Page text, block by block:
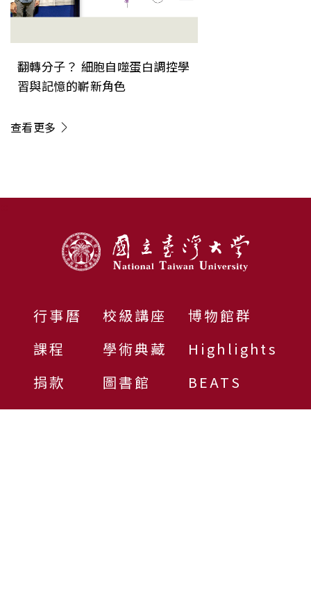
翻轉分子？ 細胞自噬蛋白調控學
習與記憶的嶄新角色
查看更多
行事曆
課程
捐款
校級講座
學術典藏
圖書館
博物館群
Highlights
BEATS